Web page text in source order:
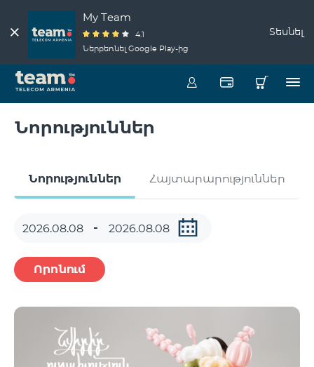
My Team
4.1
Ներբեռնել Google Play-ից
Տեսնել
Նորություններ
Նորություններ Հայտարարություններ
Որոնում